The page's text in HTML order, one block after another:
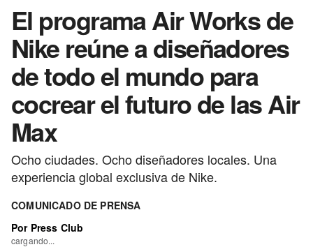
El programa Air Works de
Nike reúne a diseñadores
de todo el mundo para
cocrear el futuro de las Air
Max
Ocho ciudades. Ocho diseñadores locales. Una
experiencia global exclusiva de Nike.
COMUNICADO DE PRENSA
Por Press Club
cargando...